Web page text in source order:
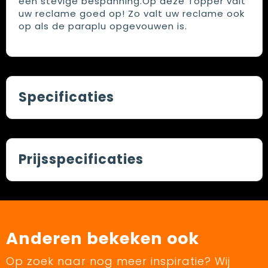
uw reclame goed op! Zo valt uw reclame ook
op als de paraplu opgevouwen is.
Specificaties
Prijsspecificaties
Anderen bekeken ook
Op zoek naar nog meer inspiratie? Wij